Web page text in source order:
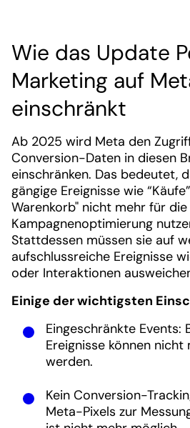
Wie das Update
Marketing auf
einschränkt
Ab 2025 wird Meta den
Conversion-Daten in diesen
einschränken. Das bedeutet,
gängige Ereignisse wie
Warenkorb" nicht mehr für die
Kampagnenoptimierung
Stattdessen müssen sie auf
aufschlussreiche Ereignisse
oder Interaktionen
Einige der wichtigsten
Eingeschränkte Events:
Ereignisse können
werden.
Kein Conversion-
Meta-Pixels zur